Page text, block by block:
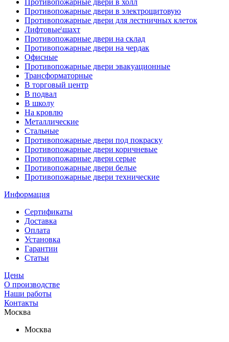
Противопожарные двери в холл
Противопожарные двери в электрощитовую
Противопожарные двери для лестничных клеток
Лифтовые\шахт
Противопожарные двери на склад
Противопожарные двери на чердак
Офисные
Противопожарные двери эвакуационные
Трансформаторные
В торговый центр
В подвал
В школу
На кровлю
Металлические
Стальные
Противопожарные двери под покраску
Противопожарные двери коричневые
Противопожарные двери серые
Противопожарные двери белые
Противопожарные двери технические
Информация
Сертификаты
Доставка
Оплата
Установка
Гарантии
Статьи
Цены
О производстве
Наши работы
Контакты
Москва
Москва